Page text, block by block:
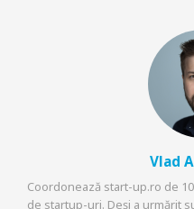
Vlad
Coordonează start-up.ro de
de startup-uri. Deși a urmărit